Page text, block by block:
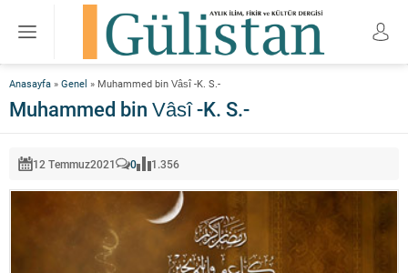
Anasayfa » Genel » Muhammed bin Vâsî -K. S.-
Muhammed bin Vâsî -K. S.-
12 Temmuz2021 0 1.356